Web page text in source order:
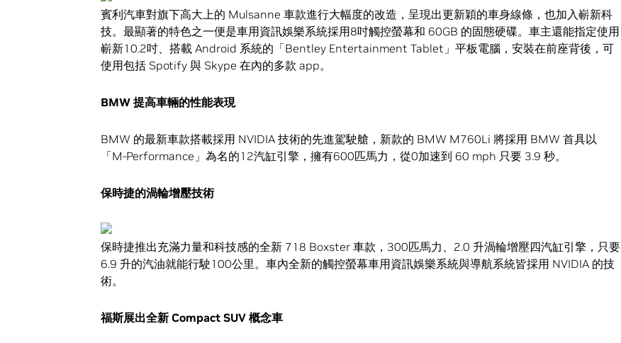
賓利汽車對旗下高大上的 Mulsanne 車款進行大幅度的改造，呈現出更新穎的車身線條，也加入嶄新科
技。最顯著的特色之一便是車用資訊娛樂系統採用8吋觸控螢幕和 60GB 的固態硬碟。車主還能指定使用
嶄新10.2吋、搭載 Android 系統的「Bentley Entertainment Tablet」平板電腦，安裝在前座背後，可
使用包括 Spotify 與 Skype 在內的多款 app。
BMW 提高車輛的性能表現
BMW 的最新車款搭載採用 NVIDIA 技術的先進駕駛艙，新款的 BMW M760Li 將採用 BMW 首具以
「M-Performance」為名的12汽缸引擎，擁有600匹馬力，從0加速到 60 mph 只要 3.9 秒。
保時捷的渦輪增壓技術
保時捷推出充滿力量和科技感的全新 718 Boxster 車款，300匹馬力、2.0 升渦輪增壓四汽缸引擎，只要
6.9 升的汽油就能行駛100公里。車內全新的觸控螢幕車用資訊娛樂系統與導航系統皆採用 NVIDIA 的技
術。
福斯展出全新 Compact SUV 概念車